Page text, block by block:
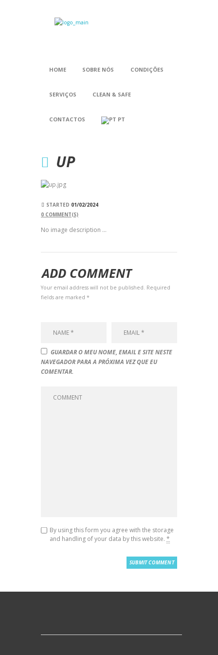
HOME SOBRE NÓS CONDIÇÕES
SERVIÇOS CLEAN & SAFE
CONTACTOS PT
UP
STARTED 01/02/2024
0 COMMENT(S)
No image description ...
ADD COMMENT
Your email address will not be published. Required
fields are marked *
GUARDAR O MEU NOME, EMAIL E SITE NESTE
NAVEGADOR PARA A PRÓXIMA VEZ QUE EU
COMENTAR.
By using this form you agree with the storage
and handling of your data by this website. *